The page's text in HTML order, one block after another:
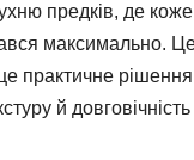
предків, де
максимально.
практичне
й